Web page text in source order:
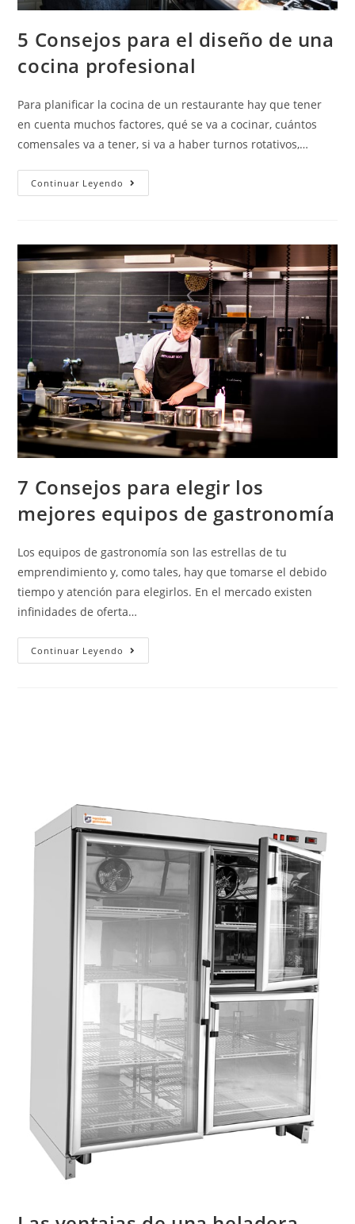
5 Consejos para el diseño de una
cocina profesional
Para planificar la cocina de un restaurante hay que tener
en cuenta muchos factores, qué se va a cocinar, cuántos
comensales va a tener, si va a haber turnos rotativos,…
Continuar Leyendo
7 Consejos para elegir los
mejores equipos de gastronomía
Los equipos de gastronomía son las estrellas de tu
emprendimiento y, como tales, hay que tomarse el debido
tiempo y atención para elegirlos. En el mercado existen
infinidades de oferta…
Continuar Leyendo